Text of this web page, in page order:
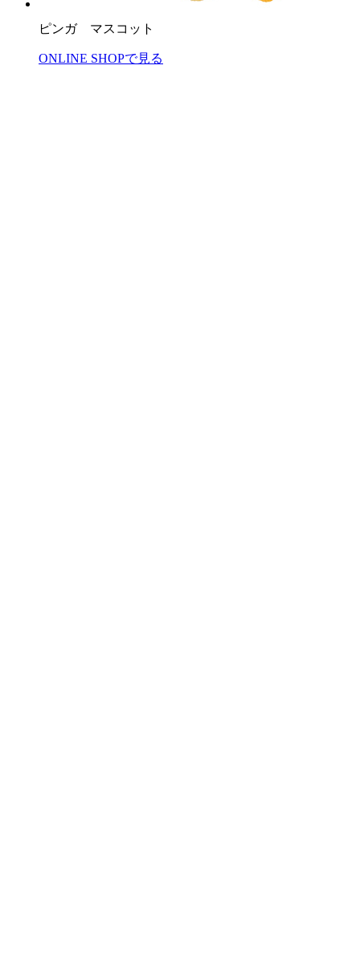
ピンガ マスコット
ONLINE SHOPで見る